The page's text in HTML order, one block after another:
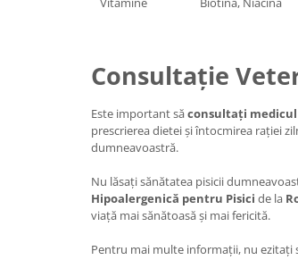
Consultație
Este important săconsultați
prescrierea dietei și întocmirea rației
dumneavoastră.
Nu lăsați sănătatea pisicii
Hipoalergenică pentru Pisici de la
viață mai sănătoasă și mai fericită.
Pentru mai multe informații, nu ezitați